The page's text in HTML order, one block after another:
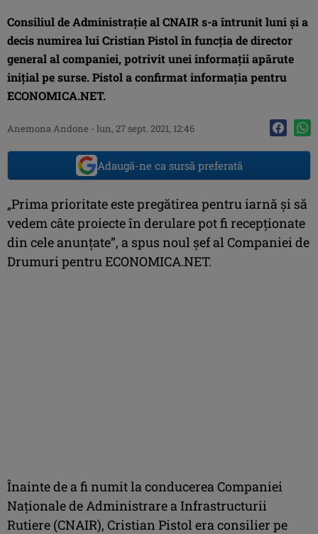
Consiliul de Administrație al CNAIR s-a întrunit luni și a
decis numirea lui Cristian Pistol în funcția de director
general al companiei, potrivit unei informații apărute
inițial pe surse. Pistol a confirmat informația pentru
ECONOMICA.NET.
Anemona Andone - lun, 27 sept. 2021, 12:46
Adaugă-ne ca sursă preferată
„Prima prioritate este pregătirea pentru iarnă și să
vedem câte proiecte în derulare pot fi recepționate
din cele anunțate”, a spus noul șef al Companiei de
Drumuri pentru ECONOMICA.NET.
Înainte de a fi numit la conducerea Companiei
Naționale de Administrare a Infrastructurii
Rutiere (CNAIR), Cristian Pistol era consilier pe